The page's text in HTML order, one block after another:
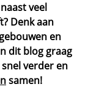
veel
Denk aan
en
dit blog graag
verder en
samen!